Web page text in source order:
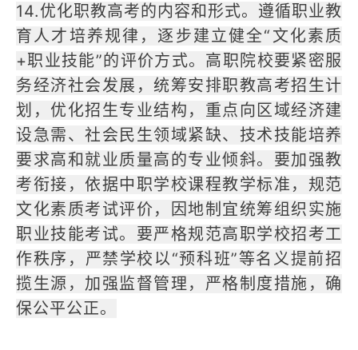
14.优化职教高考的内容和形式。遵循职业教
育人才培养规律，逐步建立健全“文化素质
+职业技能”的评价方式。高职院校要紧密服
务经济社会发展，统筹安排职教高考招生计
划，优化招生专业结构，重点向区域经济建
设急需、社会民生领域紧缺、技术技能培养
要求高和就业质量高的专业倾斜。要加强教
考衔接，依据中职学校课程教学标准，规范
文化素质考试评价，因地制宜统筹组织实施
职业技能考试。要严格规范高职学校招考工
作秩序，严禁学校以“预科班”等名义提前招
揽生源，加强监督管理，严格制度措施，确
保公平公正。